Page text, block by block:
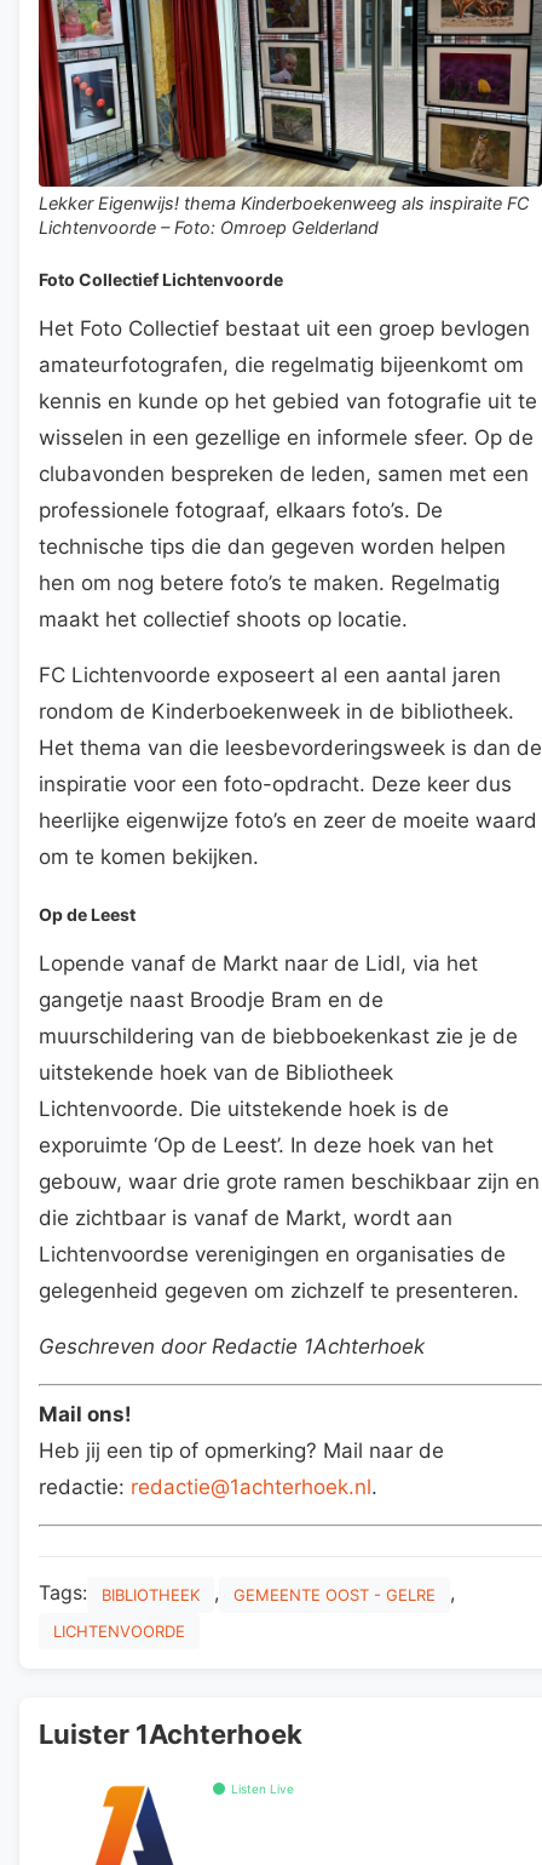
Lekker Eigenwijs! thema Kinderboekenweeg als inspiraite FC
Lichtenvoorde – Foto: Omroep Gelderland
Foto Collectief Lichtenvoorde
Het Foto Collectief bestaat uit een groep bevlogen
amateurfotografen, die regelmatig bijeenkomt om
kennis en kunde op het gebied van fotografie uit te
wisselen in een gezellige en informele sfeer. Op de
clubavonden bespreken de leden, samen met een
professionele fotograaf, elkaars foto’s. De
technische tips die dan gegeven worden helpen
hen om nog betere foto’s te maken. Regelmatig
maakt het collectief shoots op locatie.
FC Lichtenvoorde exposeert al een aantal jaren
rondom de Kinderboekenweek in de bibliotheek.
Het thema van die leesbevorderingsweek is dan de
inspiratie voor een foto-opdracht. Deze keer dus
heerlijke eigenwijze foto’s en zeer de moeite waard
om te komen bekijken.
Op de Leest
Lopende vanaf de Markt naar de Lidl, via het
gangetje naast Broodje Bram en de
muurschildering van de biebboekenkast zie je de
uitstekende hoek van de Bibliotheek
Lichtenvoorde. Die uitstekende hoek is de
exporuimte ‘Op de Leest’. In deze hoek van het
gebouw, waar drie grote ramen beschikbaar zijn en
die zichtbaar is vanaf de Markt, wordt aan
Lichtenvoordse verenigingen en organisaties de
gelegenheid gegeven om zichzelf te presenteren.
Geschreven door Redactie 1Achterhoek
Mail ons!
Heb jij een tip of opmerking? Mail naar de
redactie: redactie@1achterhoek.nl.
Tags: BIBLIOTHEEK , GEMEENTE OOST - GELRE ,
LICHTENVOORDE
Luister 1Achterhoek
Listen Live